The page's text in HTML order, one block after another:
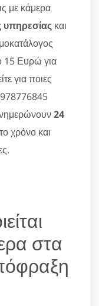
με κάμερα
υπηρεσίαςκαι
15 Ευρώ για
για ποιες
24
χρόνο και
στα